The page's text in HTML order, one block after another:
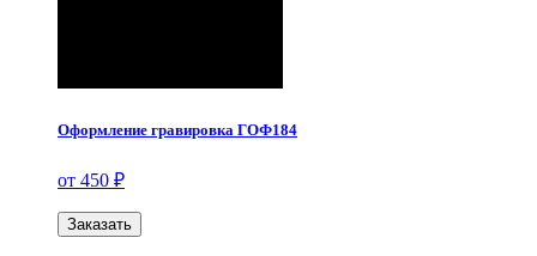
Оформление гравировка ГОФ184
от 450 ₽
Заказать